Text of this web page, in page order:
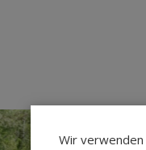
Wir verwenden